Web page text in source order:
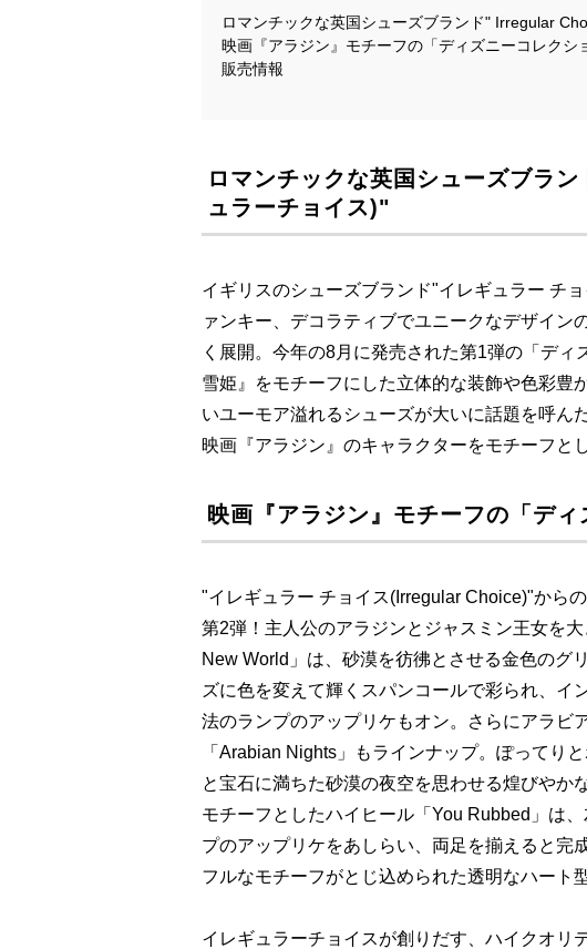
ロマンチックな英国シューズブランド" Irregular
映画『アラジン』モチーフの「ディズニーコレクシ
販売情報
ロマンチックな英国シューズブラ
ュラーチョイス)"
イギリスのシューズブランド"イレギュラー チ
ァンキー、デコラティブでユニークなデザイン
く展開。今年の8月に発売された第1弾の「デ
雪姫』をモチーフにした立体的な装飾や色彩豊
いユーモア溢れるシューズが大いに話題を呼ん
映画『アラジン』のキャラクターをモチーフと
映画『アラジン』モチーフの「ディ
"イレギュラー チョイス(Irregular Choice)"から
第2弾！主人公のアラジンとジャスミン王女を
New World」は、砂漠を彷彿とさせる金色のグ
ズに色を変えて輝くスパンコールで彩られ、イ
法のランプのアップリケもオン。さらにアラビ
「Arabian Nights」もラインナップ。ぽってり
と宝石に満ちた砂漠の夜空を思わせる煌びやか
モチーフとしたハイヒール「You Rubbed」は
プのアップリケをあしらい、両足を揃えると完
フルなモチーフがとじ込められた透明なハート
イレギュラーチョイスが創りだす、ハイクオリ